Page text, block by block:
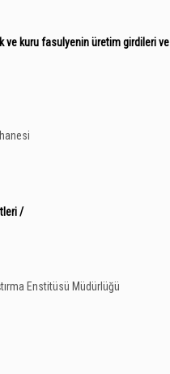
ve kuru fasulyenin üretim girdileri ve
/
Enstitüsü Müdürlüğü